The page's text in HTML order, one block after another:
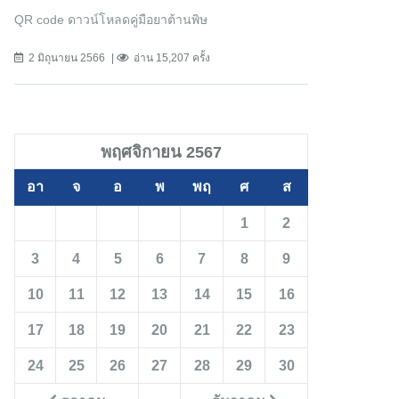
QR code ดาวน์โหลดคู่มือยาต้านพิษ
2 มิถุนายน 2566 อ่าน 15,207 ครั้ง
พฤศจิกายน 2567
อา จ อ พ พฤ ศ ส
1 2
3 4 5 6 7 8 9
10 11 12 13 14 15 16
17 18 19 20 21 22 23
24 25 26 27 28 29 30